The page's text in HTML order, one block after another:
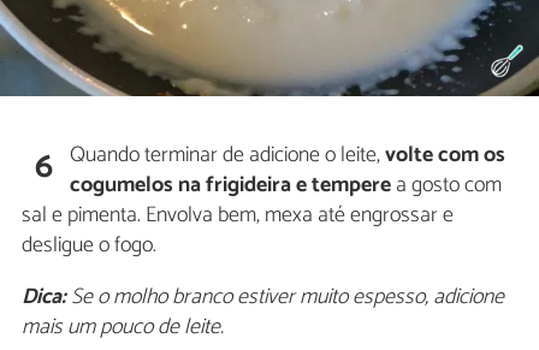
6 Quando terminar de adicione o leite,volte com os
cogumelos na frigideira e temperea gosto com
sal e pimenta. Envolva bem, mexa até engrossar e
desligue o fogo.
Dica:Se o molho branco estiver muito espesso, adicione
mais um pouco de leite.